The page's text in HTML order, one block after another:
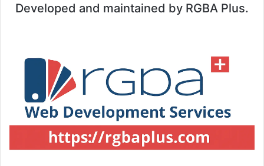
Developed and maintained by RGBA Plus.